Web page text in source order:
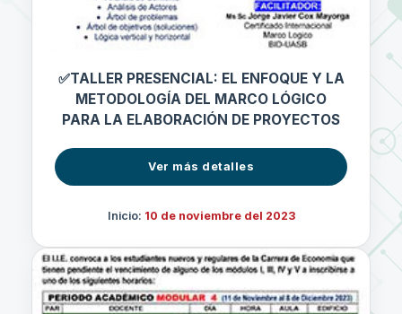
✅TALLER PRESENCIAL: EL ENFOQUE Y LA
METODOLOGÍA DEL MARCO LÓGICO
PARA LA ELABORACIÓN DE PROYECTOS
Ver más detalles
Inicio: 10 de noviembre del 2023